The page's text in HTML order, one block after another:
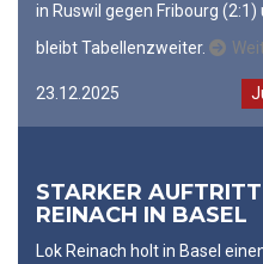
in Ruswil gegen Fribourg
bleibt Tabellenzweiter.
23.12.2025
STARKER
REINACH IN BASEL
Lok Reinach holt in Basel